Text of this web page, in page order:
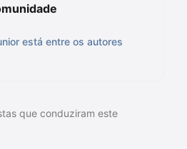
está entre os autores
que conduziram este